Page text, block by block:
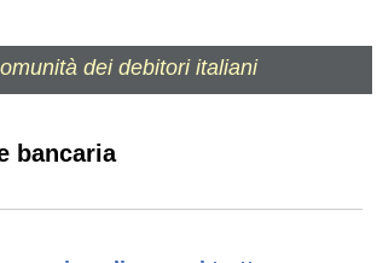
dei debitori italiani
bancaria